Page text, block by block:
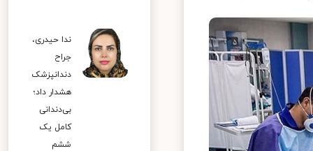
ندا حیدری،
جراح
دندانپزشک
هشدار داد؛
بی‌دندانی
کامل یک
ششم